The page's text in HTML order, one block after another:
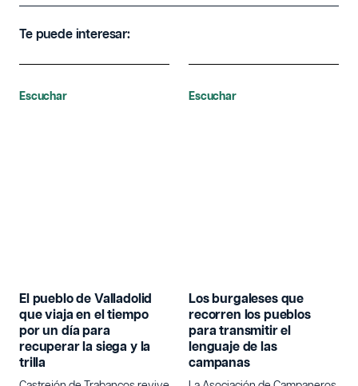
Te puede interesar:
Escuchar
El pueblo de Valladolid
que viaja en el tiempo
por un día para
recuperar la siega y la
trilla
Escuchar
Los burgaleses que
recorren los pueblos
para transmitir el
lenguaje de las
campanas